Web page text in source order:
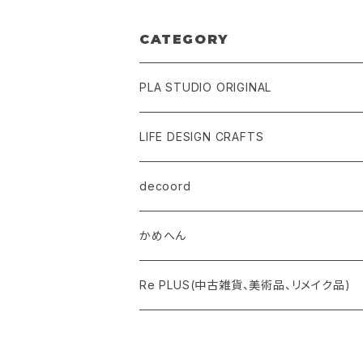
CATEGORY
PLA STUDIO ORIGINAL
LIFE DESIGN CRAFTS
decoord
かめへん
Re PLUS(中古雑貨、美術品、リメイク品)